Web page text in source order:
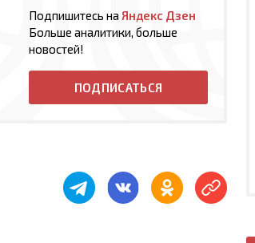
Подпишитесь на Яндекс Дзен
Больше аналитики, больше
новостей!
ПОДПИСАТЬСЯ